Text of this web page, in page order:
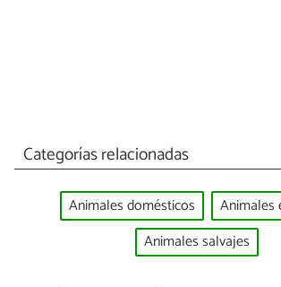
Categorías relacionadas
Animales domésticos
Animales
Animales salvajes